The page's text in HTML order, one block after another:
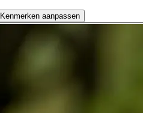
Kenmerken aanpassen